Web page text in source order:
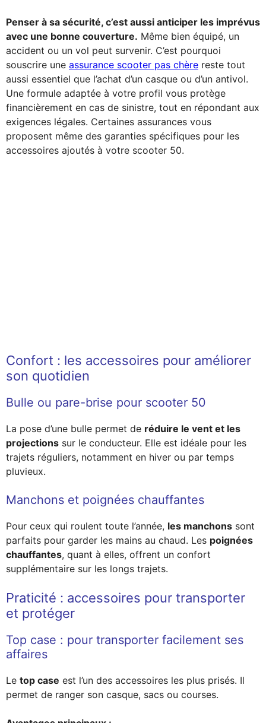
Penser à sa sécurité, c’est aussi anticiper les imprévus
avec une bonne couverture. Même bien équipé, un
accident ou un vol peut survenir. C’est pourquoi
souscrire une assurance scooter pas chère reste tout
aussi essentiel que l’achat d’un casque ou d’un antivol.
Une formule adaptée à votre profil vous protège
financièrement en cas de sinistre, tout en répondant aux
exigences légales. Certaines assurances vous
proposent même des garanties spécifiques pour les
accessoires ajoutés à votre scooter 50.
Confort : les accessoires pour améliorer
son quotidien
Bulle ou pare-brise pour scooter 50
La pose d’une bulle permet de réduire le vent et les
projections sur le conducteur. Elle est idéale pour les
trajets réguliers, notamment en hiver ou par temps
pluvieux.
Manchons et poignées chauffantes
Pour ceux qui roulent toute l’année, les manchons sont
parfaits pour garder les mains au chaud. Les poignées
chauffantes, quant à elles, offrent un confort
supplémentaire sur les longs trajets.
Praticité : accessoires pour transporter
et protéger
Top case : pour transporter facilement ses
affaires
Le top case est l’un des accessoires les plus prisés. Il
permet de ranger son casque, sacs ou courses.